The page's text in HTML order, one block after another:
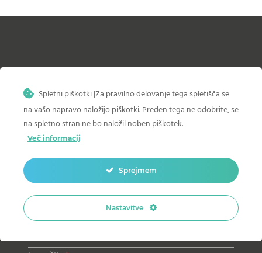
Imate dodatna vprašanja?
Z veseljem vam bomo svetovali in pomagali izbrati
optimalno rešitev za shranjevanje in predstavitev vaših vin.
Spletni piškotki |Za pravilno delovanje tega spletišča se
na vašo napravo naložijo piškotki. Preden tega ne odobrite, se
na spletno stran ne bo naložil noben piškotek.
Več informacij
Sprejmem
Nastavitve